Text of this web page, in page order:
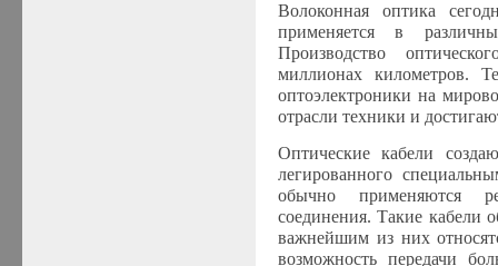
Волоконная оптика
применяется в
Производство
миллионах километров.
оптоэлектроники на
отрасли техники и
Оптические кабели
легированного
обычно применяются
соединения. Такие кабели
важнейшим из них
возможность передачи